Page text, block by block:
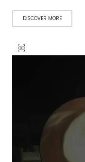
DISCOVER MORE